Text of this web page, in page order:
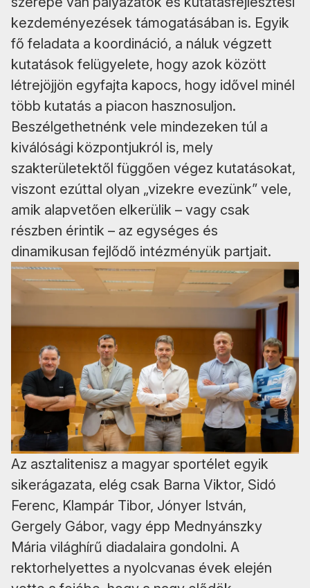
kezdeményezések támogatásában is. Egyik
fő feladata a koordináció, a náluk végzett
kutatások felügyelete, hogy azok között
létrejöjjön egyfajta kapocs, hogy idővel minél
több kutatás a piacon hasznosuljon.
Beszélgethetnénk vele mindezeken túl a
kiválósági központjukról is, mely
szakterületektől függően végez kutatásokat,
viszont ezúttal olyan „vizekre evezünk” vele,
amik alapvetően elkerülik – vagy csak
részben érintik – az egységes és
dinamikusan fejlődő intézményük partjait.
Az asztalitenisz a magyar sportélet egyik
sikerágazata, elég csak Barna Viktor, Sidó
Ferenc, Klampár Tibor, Jónyer István,
Gergely Gábor, vagy épp Mednyánszky
Mária világhírű diadalaira gondolni. A
rektorhelyettes a nyolcvanas évek elején